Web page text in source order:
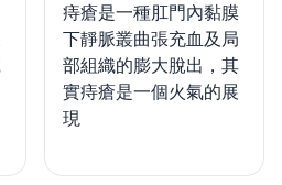
痔瘡是一種肛門內黏膜
下靜脈叢曲張充血及局
部組織的膨大脫出，其
實痔瘡是一個火氣的展
現